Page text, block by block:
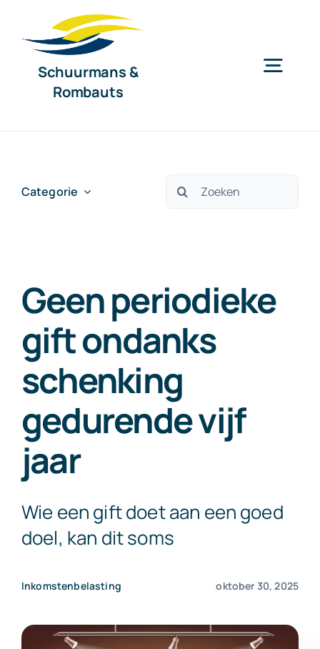
naar
Schuurmans &
Rombauts
Nieuws
Exact Online
Neem contact op!
Categorie
Zoeken
Geen periodieke
gift ondanks
schenking
gedurende vijf
jaar
Wie een gift doet aan een goed
doel, kan dit soms
Inkomstenbelasting oktober 30, 2025